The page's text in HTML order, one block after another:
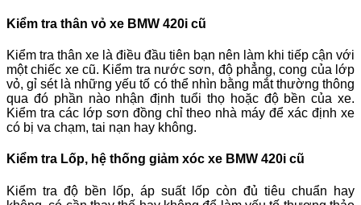
Kiểm tra thân vỏ xe BMW 420i cũ
Kiểm tra thân xe là điều đầu tiên bạn nên làm khi tiếp cận với
một chiếc xe cũ. Kiểm tra nước sơn, độ phẳng, cong của lớp
vỏ, gỉ sét là những yếu tố có thể nhìn bằng mắt thường thông
qua đó phần nào nhận định tuổi thọ hoặc độ bền của xe.
Kiểm tra các lớp sơn đồng chỉ theo nhà máy để xác định xe
có bị va chạm, tai nạn hay không.
Kiểm tra Lốp, hệ thống giảm xóc xe BMW 420i cũ
Kiểm tra độ bền lốp, áp suất lốp còn đủ tiêu chuẩn hay